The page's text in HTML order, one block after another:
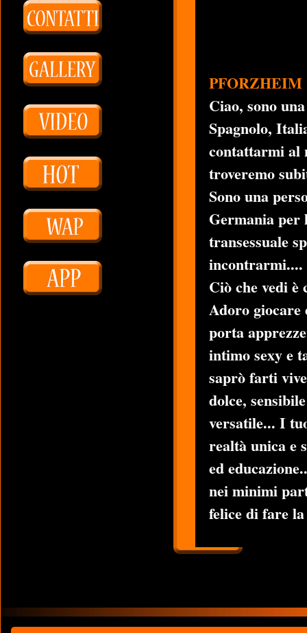
PFORZHEIM
Ciao, sono
Spagnolo,
contattarmi al
troveremo
Sono una
Germania per
transessuale
incontrarmi....
Ciò che vedi
Adoro giocare
porta
intimo sexy e
saprò farti
dolce,
versatile... I
realtà unica e
ed
nei minimi
felice di fare